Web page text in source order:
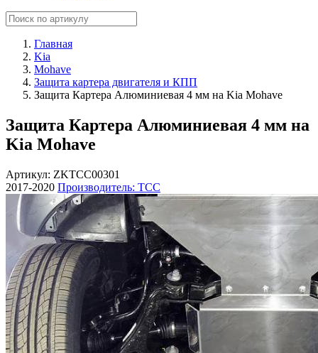
Главная
Kia
Mohave
Защита картера двигателя и КПП
Защита Картера Алюминиевая 4 мм на Kia Mohave
Защита Картера Алюминиевая 4 мм на
Kia Mohave
Артикул: ZKTCC00301
2017-2020 Производитель: ТСС